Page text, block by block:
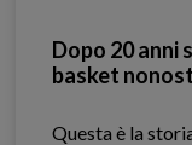
Dopo 20 anni
basket
Questa è la